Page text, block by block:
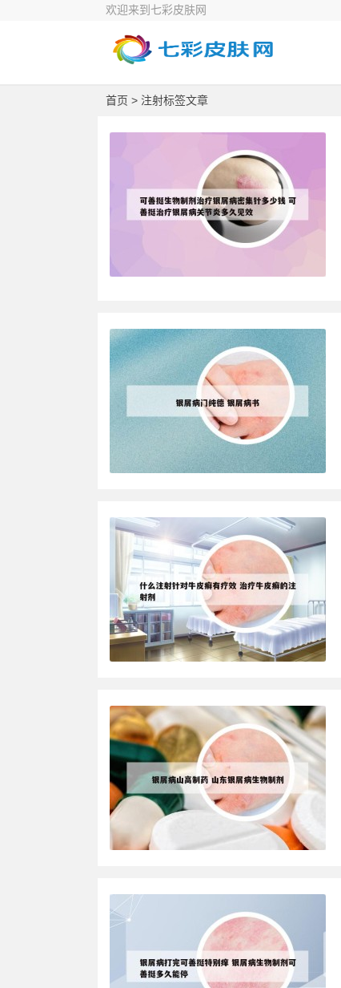
欢迎来到七彩皮肤网
首页 > 注射标签文章